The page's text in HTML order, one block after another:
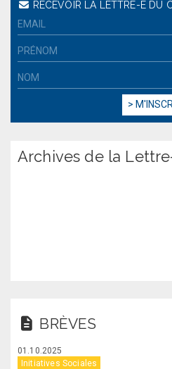
RECEVOIR LA LETTRE-E DU
Archives de la
BRÈVES
01.10.2025
Initiatives Sociales